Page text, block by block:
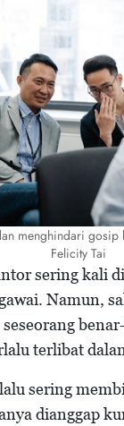
menghindari
Felicity Tai
sering kali
Namun,
terlibat
sering
dianggap